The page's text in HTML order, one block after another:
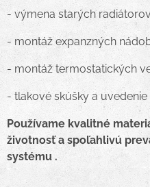
- výmena starých
- montáž expanzných
- montáž termostatických
- tlakové skúšky a
Používame kvalitné
životnosť a spoľahlivú
systému .